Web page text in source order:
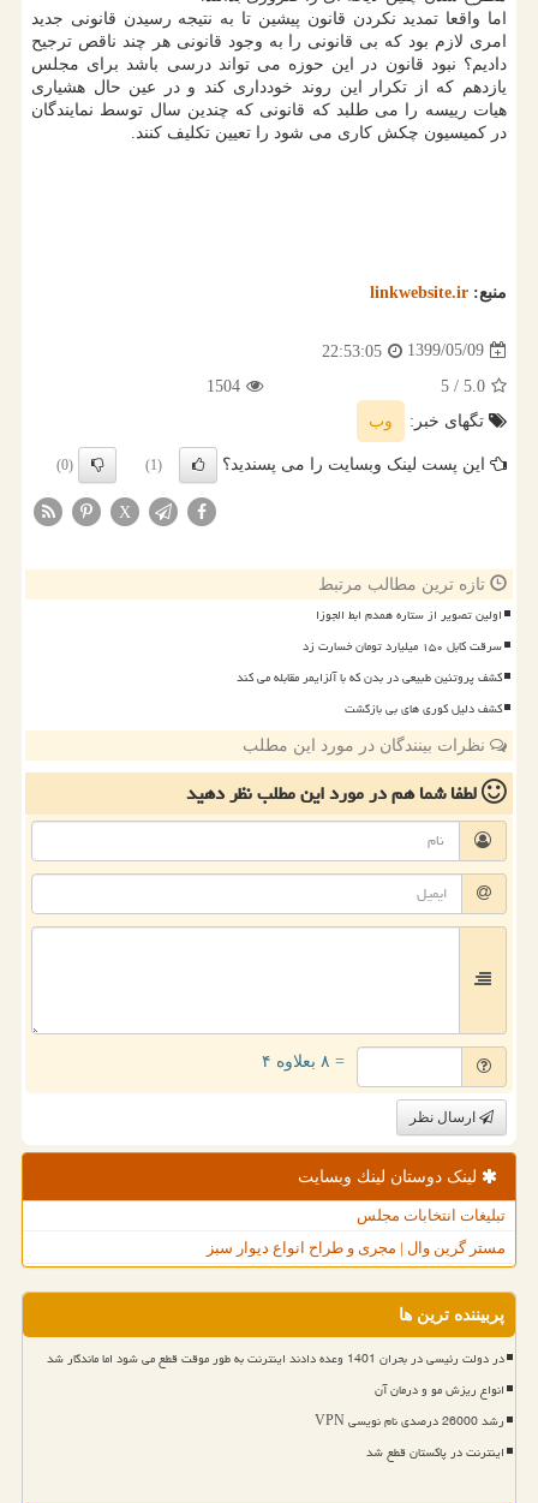
اما واقعا تمدید نکردن قانون پیشین تا به نتیجه رسیدن قانونی جدید
امری لازم بود که بی قانونی را به وجود قانونی هر چند ناقص ترجیح
دادیم؟ نبود قانون در این حوزه می تواند درسی باشد برای مجلس
یازدهم که از تکرار این روند خودداری کند و در عین حال هشیاری
هیات رییسه را می طلبد که قانونی که چندین سال توسط نمایندگان
در کمیسیون چکش کاری می شود را تعیین تکلیف کنند.
منبع: linkwebsite.ir
1399/05/09
22:53:05
5.0
/ 5
1504
تگهای خبر:
وب
این پست لینک وبسایت را می پسندید؟ (1)
(0)
X
تازه ترین مطالب مرتبط
اولین تصویر از ستاره همدم ابط الجوزا
سرقت کابل ۱۵۰ میلیارد تومان خسارت زد
کشف پروتئین طبیعی در بدن که با آلزایمر مقابله می کند
کشف دلیل کوری های بی بازگشت
نظرات بینندگان در مورد این مطلب
لطفا شما همدر مورد این مطلبنظر دهید
= ۸ بعلاوه ۴
ارسال نظر
لینک دوستان لینك وبسایت
تبلیغات انتخابات مجلس
مستر گرین وال | مجری و طراح انواع دیوار سبز
پربیننده ترین ها
در دولت رئیسی در بحران 1401 وعده دادند اینترنت به طور موقت قطع می شود اما ماندگار شد
انواع ریزش مو و درمان آن
رشد 26000 درصدی نام نویسی VPN
اینترنت در پاکستان قطع شد